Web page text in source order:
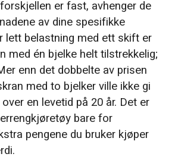
er fast, avhenger de
av dine spesifikke
lett belastning med ett skift er
med én bjelke helt tilstrekkelig;
enn det dobbelte av prisen
med to bjelker ville ikke gi
en levetid på 20 år. Det er
bare for
pengene du bruker kjøper